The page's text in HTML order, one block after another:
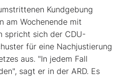
Kundgebung
am Wochenende mit
spricht sich der CDU-
für eine Nachjustierung
aus. "In jedem Fall
sagt er in der ARD. Es